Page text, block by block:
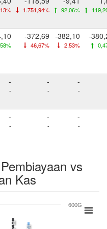
1.751,94% 92,06%
-372,69
46,67%
-382,10
2,53%
-
-
-
-
-
-
-
-
-
-
-
-
-
vs
Kas
600G